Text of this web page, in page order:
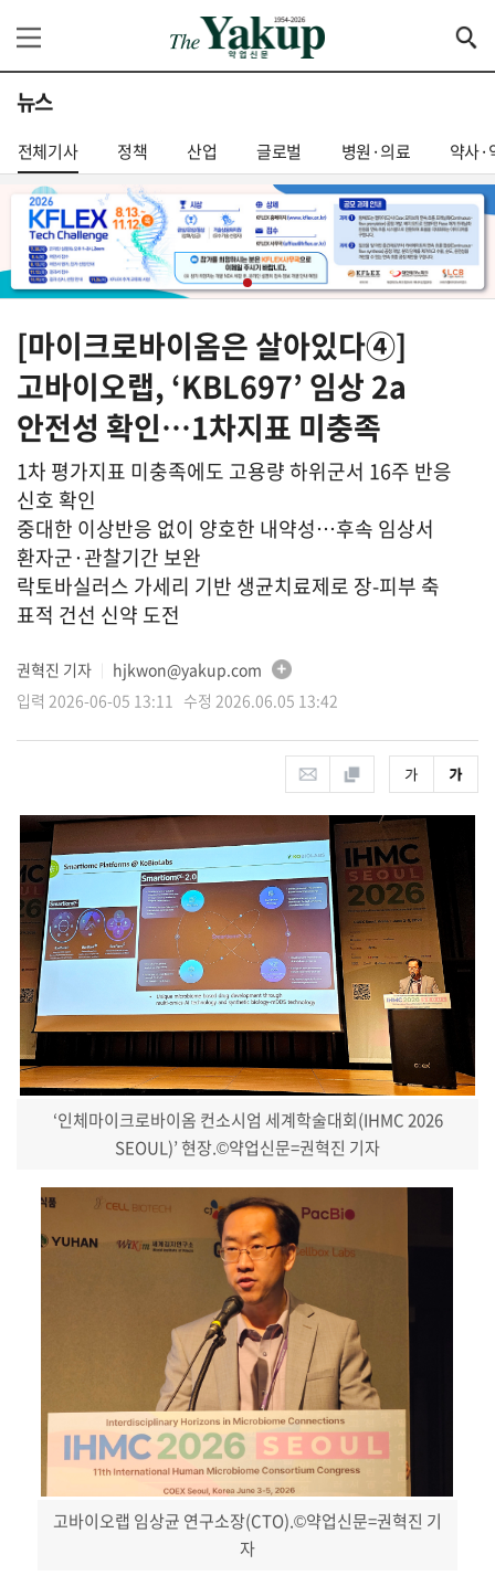
뉴스
전체기사 정책 산업 글로벌 병원·의료 약사·
[마이크로바이옴은 살아있다④]
고바이오랩, ‘KBL697’ 임상 2a
안전성 확인…1차지표 미충족
1차 평가지표 미충족에도 고용량 하위군서 16주 반응
신호 확인
중대한 이상반응 없이 양호한 내약성…후속 임상서
환자군·관찰기간 보완
락토바실러스 가세리 기반 생균치료제로 장-피부 축
표적 건선 신약 도전
권혁진 기자
hjkwon@yakup.com
입력 2026-06-05 13:11 수정 2026.06.05 13:42
‘인체마이크로바이옴 컨소시엄 세계학술대회(IHMC 2026
SEOUL)’ 현장.©약업신문=권혁진 기자
고바이오랩 임상균 연구소장(CTO).©약업신문=권혁진 기
자